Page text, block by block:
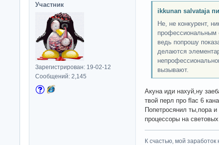
Участник
Зарегистрирован: 19-02-12
Сообщений: 2,145
ikkunan salvataja
Не, не конкурент,
профессиональным
ведь попрошу
делаются
вызывают.
Акуна иди нахуй,ну
твой перл про flac 6
Попетросянил ты,пора
процессоры на
К счастью, мой